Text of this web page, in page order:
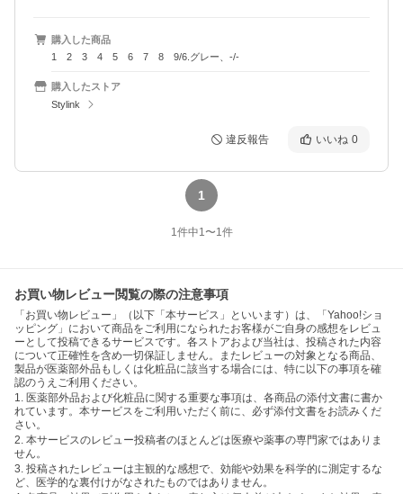
購入した商品
1 2 3 4 5 6 7 8 9/6.グレー、-/-
購入したストア
Stylink
違反報告 いいね 0
1
1件中1〜1件
お買い物レビュー閲覧の際の注意事項
「お買い物レビュー」（以下「本サービス」といいます）は、「Yahoo!ショ
ッピング」において商品をご利用になられたお客様がご自身の感想をレビュ
ーとして投稿できるサービスです。各ストアおよび当社は、投稿された内容
について正確性を含め一切保証しません。またレビューの対象となる商品、
製品が医薬部外品もしくは化粧品に該当する場合には、特に以下の事項を確
認のうえご利用ください。
1. 医薬部外品および化粧品に関する重要な事項は、各商品の添付文書に書か
れています。本サービスをご利用いただく前に、必ず添付文書をお読みくだ
さい。
2. 本サービスのレビュー投稿者のほとんどは医療や薬事の専門家ではありま
せん。
3. 投稿されたレビューは主観的な感想で、効能や効果を科学的に測定するな
ど、医学的な裏付けがなされたものではありません。